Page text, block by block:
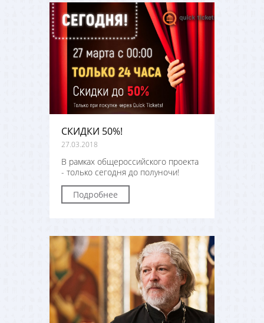
СКИДКИ 50%!
27.03.2018
В рамках общероссийского проекта
- только сегодня до полуночи!
Подробнее